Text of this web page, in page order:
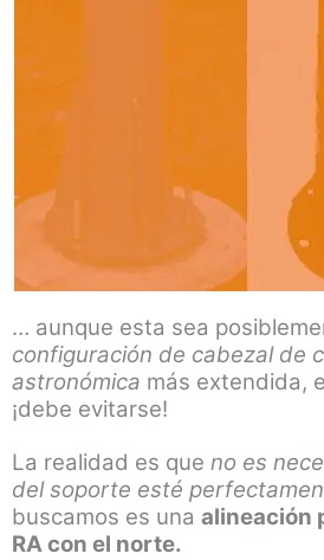
… aunque esta sea
configuración de cabezal de
astronómica más extendida,
¡debe evitarse!
La realidad es que no es
del soporte esté
buscamos es una alineación
RA con el norte.